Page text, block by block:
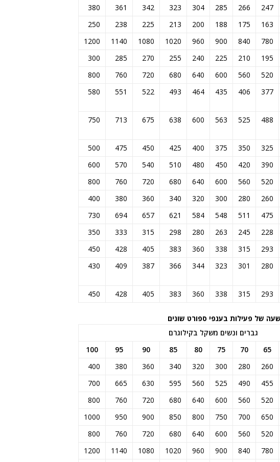
247
266
285
304
323
342
361
380
163
175
188
200
213
225
238
250
780
840
900
960
1020
1080
1140
1200
195
210
225
240
255
270
285
300
520
560
600
640
680
720
760
800
377
406
435
464
493
522
551
580
488
525
563
600
638
675
713
750
325
350
375
400
425
450
475
500
390
420
450
480
510
540
570
600
520
560
600
640
680
720
760
800
260
280
300
320
340
360
380
400
475
511
548
584
621
657
694
730
228
245
263
280
298
315
333
350
293
315
338
360
383
405
428
450
280
301
323
344
366
387
409
430
293
315
338
360
383
405
428
450
של פעילות בענפי ספורט שונים
גברים ונשים משקל בקילוגרם
65
70
75
80
85
90
95
100
260
280
300
320
340
360
380
400
455
490
525
560
595
630
665
700
520
560
600
640
680
720
760
800
650
700
750
800
850
900
950
1000
520
560
600
640
680
720
760
800
780
840
900
960
1020
1080
1140
1200